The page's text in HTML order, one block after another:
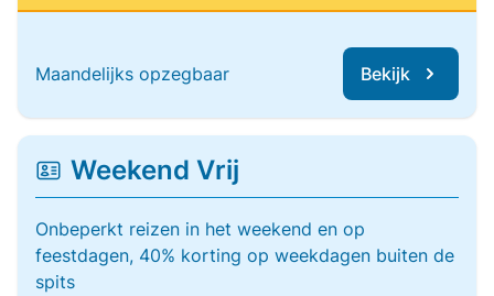
Maandelijks opzegbaar Bekijk
Weekend Vrij
Onbeperkt reizen in het weekend en op
feestdagen, 40% korting op weekdagen buiten de
spits